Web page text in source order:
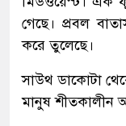
গেছে। প্রবল
করে তুলেছে।
সাউথ ডাকোটা
মানুষ শীতকালীন